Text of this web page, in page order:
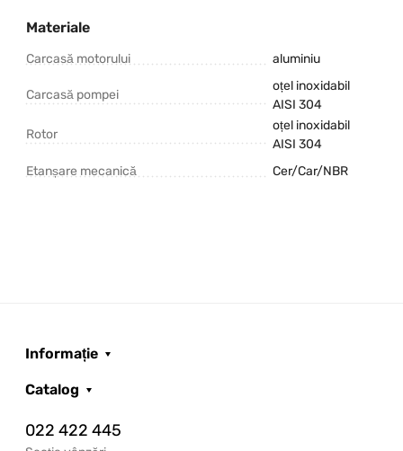
Materiale
Carcasă motorului aluminiu
Carcasă pompei
oțel inoxidabil
AISI 304
Rotor
oțel inoxidabil
AISI 304
Etanșare mecanică
Cer/Car/NBR
Informație
Catalog
022 422 445